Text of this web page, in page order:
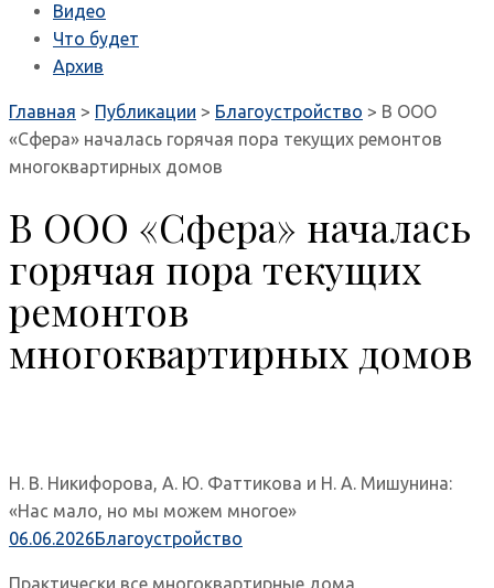
Видео
Что будет
Архив
Главная > Публикации > Благоустройство > В ООО
«Сфера» началась горячая пора текущих ремонтов
многоквартирных домов
В ООО «Сфера» началась
горячая пора текущих
ремонтов
многоквартирных домов
Н. В. Никифорова, А. Ю. Фаттикова и Н. А. Мишунина:
«Нас мало, но мы можем многое»
06.06.2026Благоустройство
Практически все многоквартирные дома